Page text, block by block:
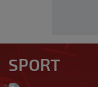
SPORT